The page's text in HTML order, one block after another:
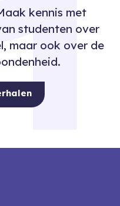
kennis met
studenten over
maar ook over de